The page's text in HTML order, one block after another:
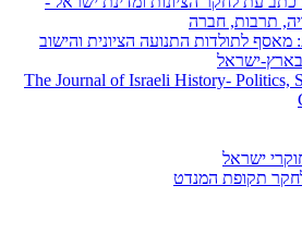
תרבות, חברה
מאסף לתולדות התנועה הציונית והישוב
בארץ-ישראל
The Journal of Israeli History- Politics,
ישראל
תקופת המנדט